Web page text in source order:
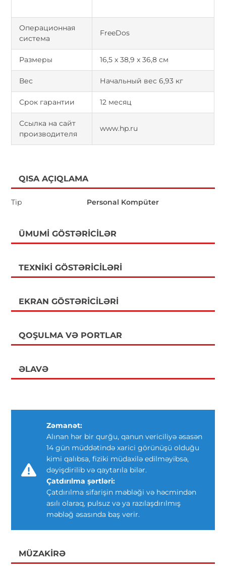
Операционная
система
FreeDos
Размеры 16,5 x 38,9 x 36,8 см
Вес Начальный вес 6,93 кг
Срок гарантии 12 месяц
Ссылка на сайт
производителя
www.hp.ru
QISA AÇIQLAMA
Tip Personal Kompüter
ÜMUMI GÖSTƏRICILƏR
TEXNIKI GÖSTƏRICILƏRI
EKRAN GÖSTƏRICILƏRI
QOŞULMA VƏ PORTLAR
ƏLAVƏ
Zəmanət:
Alınan hər bir qurğu, qanun vericiliyə əsasən
14 gün müddətində xarici görünüşü olduğu
kimi qalıbsa, fiziki müdaxilə edilməyibsə,
dəyişdirilib və qaytarıla bilər.
Çatdırılma şərtləri:
Çatdırılma sifarişin məbləği və həcmindən
asılı olaraq, pulsuz və ya razılaşdırılmış
məbləğ əsasında baş verir.
MÜZAKIRƏ